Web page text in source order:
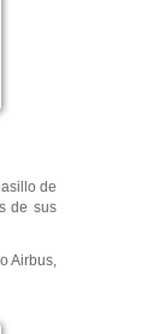
de
de sus
Airbus,